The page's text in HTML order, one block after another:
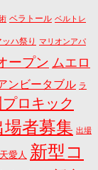
ベラトール ベルトレ
ッハ祭り マリオンアパ
ープン ムエロ
ンビータブル ラ
プロキック
場者募集 出場
愛人 新型コ